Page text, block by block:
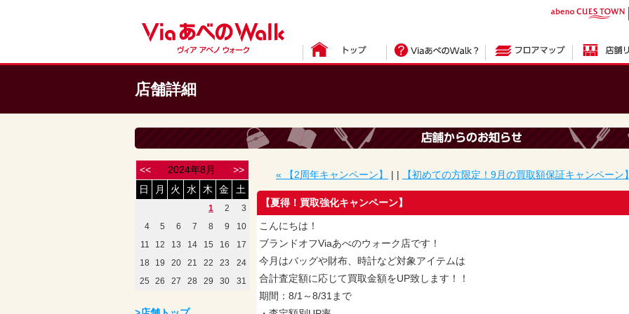
店舗詳細
<< 2024年8月
>>
日
月 火 水 木 金 土
1 2 3
4 5 6 7 8 9 10
11 12 13 14 15 16 17
18 19 20 21 22 23 24
25 26 27 28 29 30 31
« 【2周年キャンペーン】 | | 【初めての方限定！9月の買取額保証キャンペーン
【夏得！買取強化キャンペーン】
こんにちは！
ブランドオフViaあべのウォーク店です！
今月はバッグや財布、時計など対象アイテムは
合計査定額に応じて買取金額をUP致します！！
期間：8/1～8/31まで